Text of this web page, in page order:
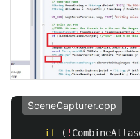
SceneCapturer.cpp
if ( !